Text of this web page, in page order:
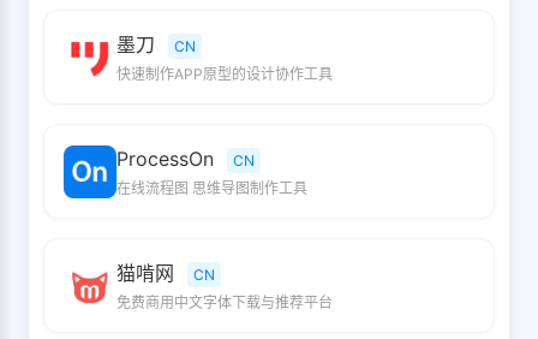
墨刀
CN
快速制作APP原型的设计协作工具
ProcessOn
CN
在线流程图 思维导图制作工具
猫啃网
CN
免费商用中文字体下载与推荐平台